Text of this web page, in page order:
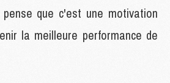
que c'est une motivation
la meilleure performance de